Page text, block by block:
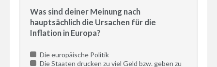
Was sind deiner Meinung nach
hauptsächlich die Ursachen für die
Inflation in Europa?
Die europäische Politik
Die Staaten drucken zu viel Geld bzw. geben zu